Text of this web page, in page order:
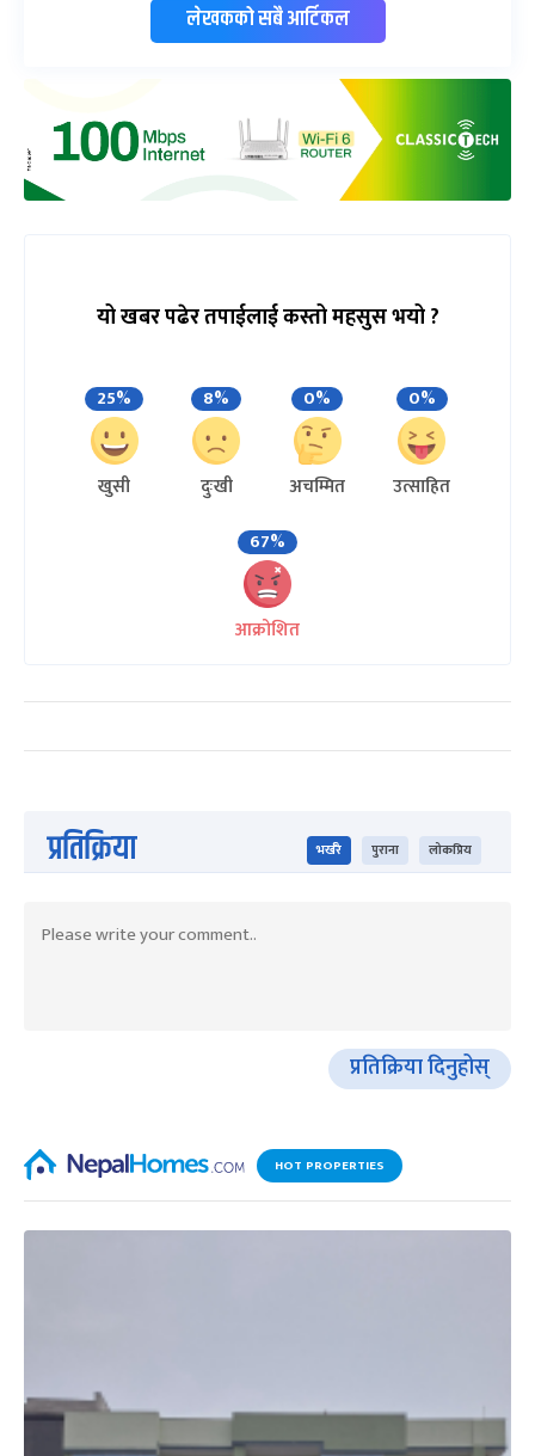
लेखकको सबै आर्टिकल
यो खबर पढेर तपाईलाई कस्तो महसुस भयो ?
25%
खुसी
8%
दुःखी
0%
अचम्मित
0%
उत्साहित
67%
आक्रोशित
प्रतिक्रिया भर्खरै पुराना लोकप्रिय
प्रतिक्रिया दिनुहोस्
HOT PROPERTIES